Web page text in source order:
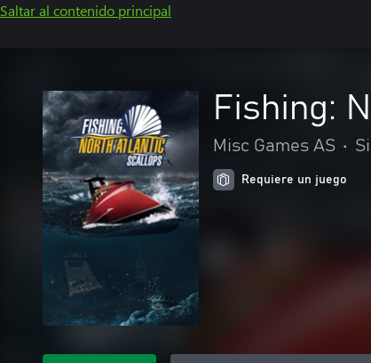
Saltar al contenido principal
Fishing:
Misc Games AS •
Requiere un juego